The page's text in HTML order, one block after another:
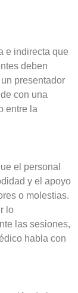
e indirecta que
deben
presentador
con una
entre la
el personal
y el apoyo
o molestias.
lo
las sesiones,
habla con